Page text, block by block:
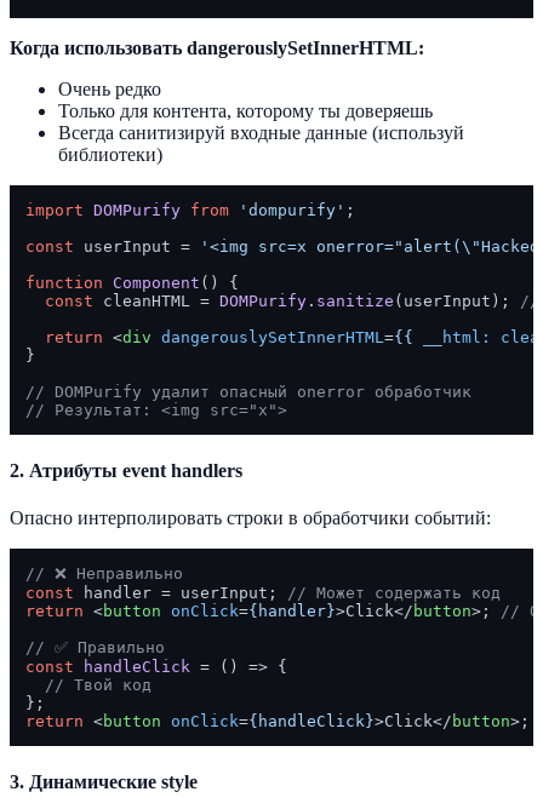
Когда использовать dangerouslySetInnerHTML:
Очень редко
Только для контента, которому ты доверяешь
Всегда санитизируй входные данные (используй
библиотеки)
import DOMPurify from 'dompurify' ;
const userInput =
'<img src=x
function
Component ( ) {
const cleanHTML = DOMPurify . sanitize (userInput);
//
return <div dangerouslySetInnerHTML ={{ __html:
}
// DOMPurify удалит опасный onerror обработчик
// Результат: <img src="x">
2. Атрибуты event handlers
Опасно интерполировать строки в обработчики событий:
// ❌ Неправильно
const handler = userInput; // Может содержать код
return <button onClick={handler}>Click</ button> ; //
// ✅ Правильно
const
handleClick = ( ) => {
// Твой код
return <button onClick={handleClick}>Click</ button>
3. Динамические style